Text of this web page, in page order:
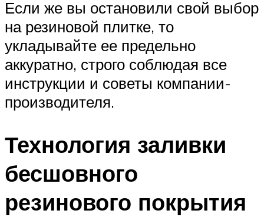
Если же вы остановили свой выбор
на резиновой плитке, то
укладывайте ее предельно
аккуратно, строго соблюдая все
инструкции и советы компании-
производителя.
Технология заливки
бесшовного
резинового покрытия